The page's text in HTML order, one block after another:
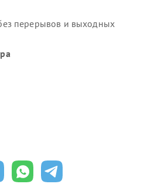
перерывов и выходных